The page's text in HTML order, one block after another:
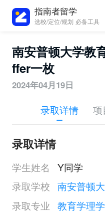
指南者留学
选校/定位/规划 必备工具
南安普顿大学教
ffer一枚
2024年04月19日
录取详情 项
录取详情
学生姓名
Y同学
录取学校 南安普顿
录取专业 教育学理